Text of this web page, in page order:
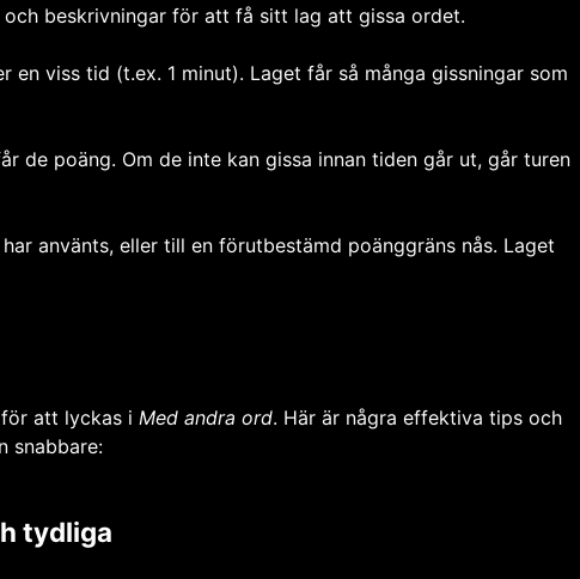
beskrivningar för att få sitt lag att gissa ordet.
en viss tid (t.ex. 1 minut). Laget får så många gissningar som
de poäng. Om de inte kan gissa innan tiden går ut, går turen
använts, eller till en förutbestämd poänggräns nås. Laget
att lyckas i Med andra ord. Här är några effektiva tips och
snabbare:
tydliga